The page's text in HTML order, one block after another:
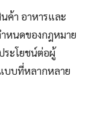
ค้า อาหารและ
ำหนดของกฎหมาย
ระโยชน์ต่อผู้
บบที่หลากหลาย